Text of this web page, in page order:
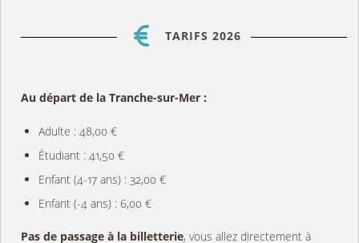
TARIFS 2026
Au départ de la Tranche-sur-Mer :
Adulte : 48,00 €
Étudiant : 41,50 €
Enfant (4-17 ans) : 32,00 €
Enfant (-4 ans) : 6,00 €
Pas de passage à la billetterie, vous allez directement à